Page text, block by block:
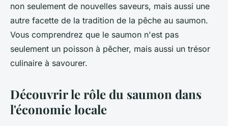
non seulement de nouvelles saveurs, mais aussi une
autre facette de la tradition de la pêche au saumon.
Vous comprendrez que le saumon n'est pas
seulement un poisson à pêcher, mais aussi un trésor
culinaire à savourer.
Découvrir le rôle du saumon dans
l'économie locale